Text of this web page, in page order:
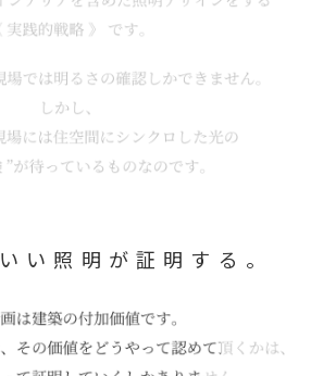
いい照明が証明する。